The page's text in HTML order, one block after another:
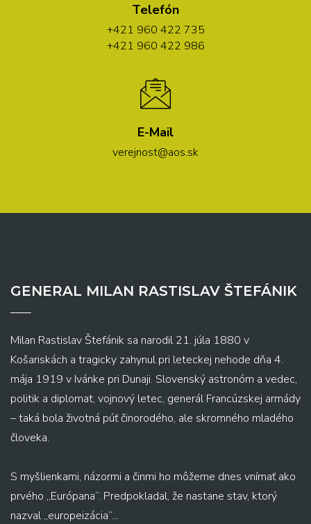
Telefón
+421 960 422 735
+421 960 422 986
E-Mail
verejnost@aos.sk
GENERAL MILAN RASTISLAV ŠTEFÁNIK
Milan Rastislav Štefánik sa narodil 21. júla 1880 v
Košariskách a tragicky zahynul pri leteckej nehode dňa 4.
mája 1919 v Ivánke pri Dunaji. Slovenský astronóm a vedec,
politik a diplomat, vojnový letec, generál Francúzskej armády
– taká bola životná púť činorodého, ale skromného mladého
človeka.
S myšlienkami, názormi a činmi ho môžeme dnes vnímať ako
prvého „Európana“. Predpokladal, že nastane stav, ktorý
nazval „europeizácia“...